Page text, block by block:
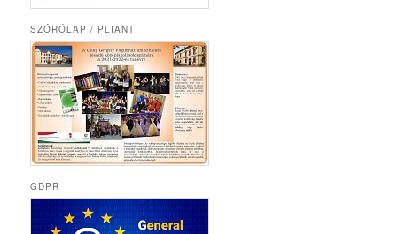
SZÓRÓLAP / PLIANT
GDPR